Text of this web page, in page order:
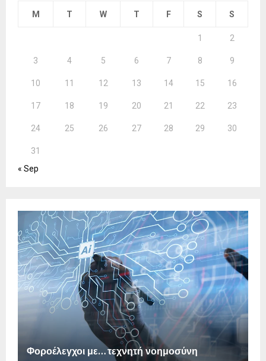
M T W T F S S
1 2
3 4 5 6 7 8 9
10 11 12 13 14 15 16
17 18 19 20 21 22 23
24 25 26 27 28 29 30
31
« Sep
Φοροέλεγχοι με… τεχνητή νοημοσύνη